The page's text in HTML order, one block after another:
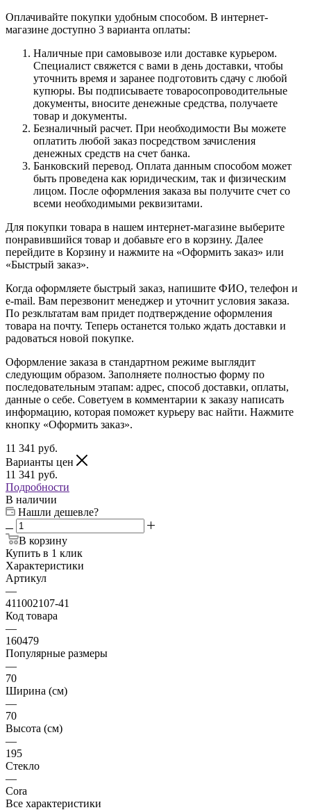
Оплачивайте покупки удобным способом. В интернет-
магазине доступно 3 варианта оплаты:
Наличные при самовывозе или доставке курьером.
Специалист свяжется с вами в день доставки, чтобы
уточнить время и заранее подготовить сдачу с любой
купюры. Вы подписываете товаросопроводительные
документы, вносите денежные средства, получаете
товар и документы.
Безналичный расчет. При необходимости Вы можете
оплатить любой заказ посредством зачисления
денежных средств на счет банка.
Банковский перевод. Оплата данным способом может
быть проведена как юридическим, так и физическим
лицом. После оформления заказа вы получите счет со
всеми необходимыми реквизитами.
Для покупки товара в нашем интернет-магазине выберите
понравившийся товар и добавьте его в корзину. Далее
перейдите в Корзину и нажмите на «Оформить заказ» или
«Быстрый заказ».
Когда оформляете быстрый заказ, напишите ФИО, телефон и
e-mail. Вам перезвонит менеджер и уточнит условия заказа.
По резкльтатам вам придет подтверждение оформления
товара на почту. Теперь останется только ждать доставки и
радоваться новой покупке.
Оформление заказа в стандартном режиме выглядит
следующим образом. Заполняете полностью форму по
последовательным этапам: адрес, способ доставки, оплаты,
данные о себе. Советуем в комментарии к заказу написать
информацию, которая поможет курьеру вас найти. Нажмите
кнопку «Оформить заказ».
11 341 руб.
Варианты цен
11 341 руб.
Подробности
В наличии
Нашли дешевле?
В корзину
Купить в 1 клик
Характеристики
Артикул
—
411002107-41
Код товара
—
160479
Популярные размеры
—
70
Ширина (см)
—
70
Высота (см)
—
195
Стекло
—
Cora
Все характеристики